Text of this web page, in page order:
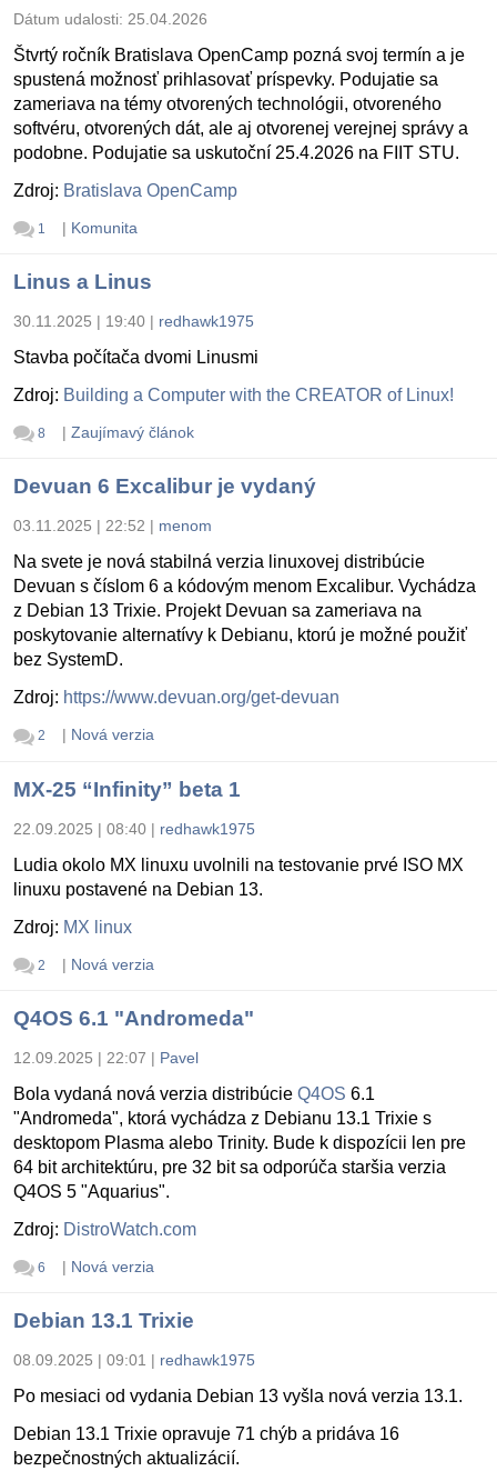
Dátum udalosti: 25.04.2026
Štvrtý ročník Bratislava OpenCamp pozná svoj termín a je
spustená možnosť prihlasovať príspevky. Podujatie sa
zameriava na témy otvorených technológii, otvoreného
softvéru, otvorených dát, ale aj otvorenej verejnej správy a
podobne. Podujatie sa uskutoční 25.4.2026 na FIIT STU.
Zdroj: Bratislava OpenCamp
1 | Komunita
Linus a Linus
30.11.2025 | 19:40 | redhawk1975
Stavba počítača dvomi Linusmi
Zdroj: Building a Computer with the CREATOR of Linux!
8 | Zaujímavý článok
Devuan 6 Excalibur je vydaný
03.11.2025 | 22:52 | menom
Na svete je nová stabilná verzia linuxovej distribúcie
Devuan s číslom 6 a kódovým menom Excalibur. Vychádza
z Debian 13 Trixie. Projekt Devuan sa zameriava na
poskytovanie alternatívy k Debianu, ktorú je možné použiť
bez SystemD.
Zdroj: https://www.devuan.org/get-devuan
2 | Nová verzia
MX-25 “Infinity” beta 1
22.09.2025 | 08:40 | redhawk1975
Ludia okolo MX linuxu uvolnili na testovanie prvé ISO MX
linuxu postavené na Debian 13.
Zdroj: MX linux
2 | Nová verzia
Q4OS 6.1 "Andromeda"
12.09.2025 | 22:07 | Pavel
Bola vydaná nová verzia distribúcie Q4OS 6.1
"Andromeda", ktorá vychádza z Debianu 13.1 Trixie s
desktopom Plasma alebo Trinity. Bude k dispozícii len pre
64 bit architektúru, pre 32 bit sa odporúča staršia verzia
Q4OS 5 "Aquarius".
Zdroj: DistroWatch.com
6 | Nová verzia
Debian 13.1 Trixie
08.09.2025 | 09:01 | redhawk1975
Po mesiaci od vydania Debian 13 vyšla nová verzia 13.1.
Debian 13.1 Trixie opravuje 71 chýb a pridáva 16
bezpečnostných aktualizácií.